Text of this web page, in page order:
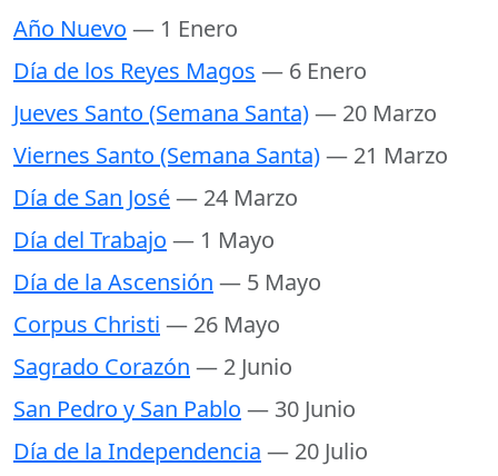
Año Nuevo — 1 Enero
Día de los Reyes Magos — 6 Enero
Jueves Santo (Semana Santa)— 20 Marzo
Viernes Santo (Semana Santa)— 21 Marzo
Día de San José— 24 Marzo
Día del Trabajo — 1 Mayo
Día de la Ascensión — 5 Mayo
Corpus Christi — 26 Mayo
Sagrado Corazón — 2 Junio
San Pedro y San Pablo — 30 Junio
Día de la Independencia — 20 Julio